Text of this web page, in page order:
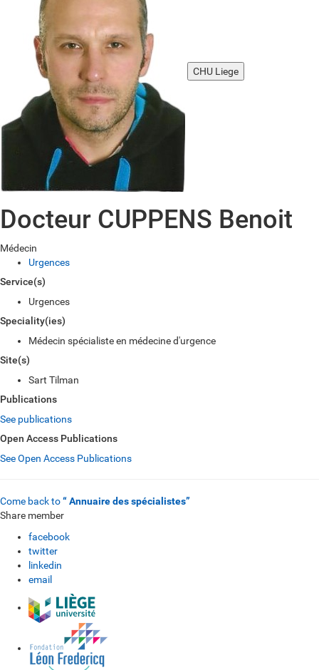
CHU Liege
Docteur CUPPENS Benoit
Médecin
Urgences
Service(s)
Urgences
Speciality(ies)
Médecin spécialiste en médecine d'urgence
Site(s)
Sart Tilman
Publications
See publications
Open Access Publications
See Open Access Publications
Come back to“ Annuaire des spécialistes”
Share member
facebook
twitter
linkedin
email